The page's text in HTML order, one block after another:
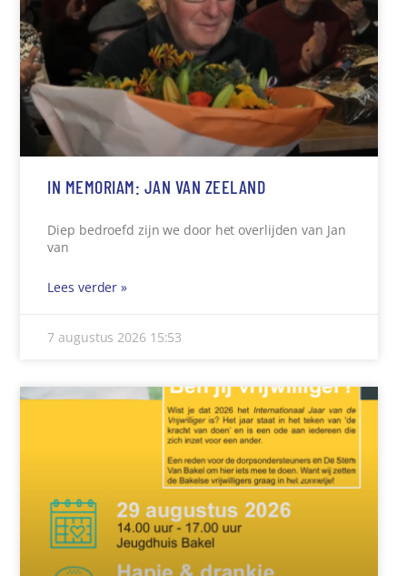
IN MEMORIAM: JAN VAN ZEELAND
Diep bedroefd zijn we door het overlijden van Jan
van
Lees verder »
7 augustus 2026 15:53